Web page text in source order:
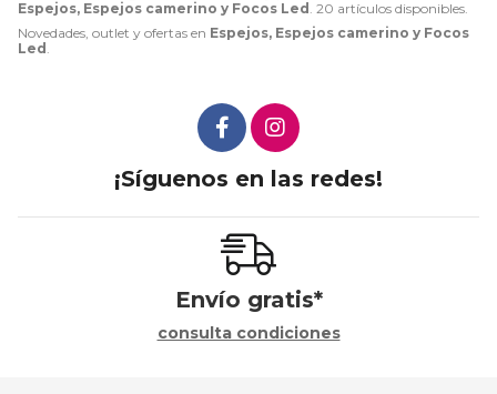
Espejos, Espejos camerino y Focos Led . 20 artículos disponibles.
Novedades, outlet y ofertas en Espejos, Espejos camerino y Focos
Led .
¡Síguenos en las redes!
Envío gratis*
consulta condiciones